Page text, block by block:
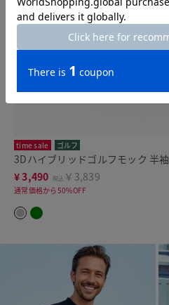
time sale ゴルフ
3Dハイブリッドゴルフモック 半袖
¥3,490 税込 ￥3,839
通常価格から50%OFF